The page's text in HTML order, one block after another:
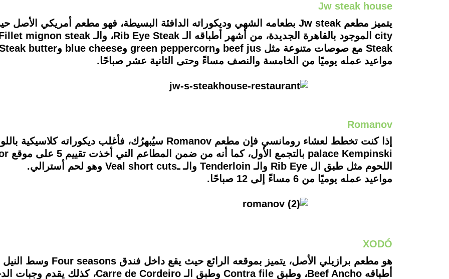
Jw steak house
Steak مع صوصات متنوعة مثل beef jus وgreen peppercorn وblue cheese وSteak butter.
مواعيد عمله يوميًا من الخامسة والنصف مساءً وحتى الثانية عشر صباحًا.
Romanov
اللحوم مثل طبق ال Rib Eye والـ Tenderloin والـ ـVeal short cuts وهو لحم أسترالي.
مواعيد عمله يوميًا من 6 مساءً إلى 12 صباحًا.
XODÓ